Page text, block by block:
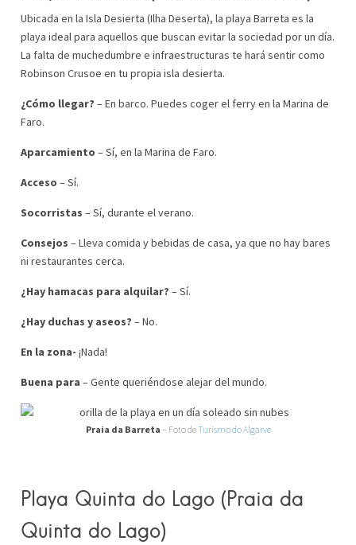
Ubicada en la Isla Desierta (Ilha Deserta), la playa Barreta es la
playa ideal para aquellos que buscan evitar la sociedad por un día.
La falta de muchedumbre e infraestructuras te hará sentir como
Robinson Crusoe en tu propia isla desierta.
¿Cómo llegar? – En barco. Puedes coger el ferry en la Marina de
Faro.
Aparcamiento – Sí, en la Marina de Faro.
Acceso – Sí.
Socorristas – Sí, durante el verano.
Consejos – Lleva comida y bebidas de casa, ya que no hay bares
ni restaurantes cerca.
¿Hay hamacas para alquilar? – Sí.
¿Hay duchas y aseos? – No.
En la zona- ¡Nada!
Buena para – Gente queriéndose alejar del mundo.
Praia da Barreta – Foto de Turismo do Algarve
Playa Quinta do Lago (Praia da
Quinta do Lago)